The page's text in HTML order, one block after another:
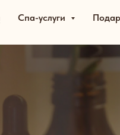
Спа-услуги